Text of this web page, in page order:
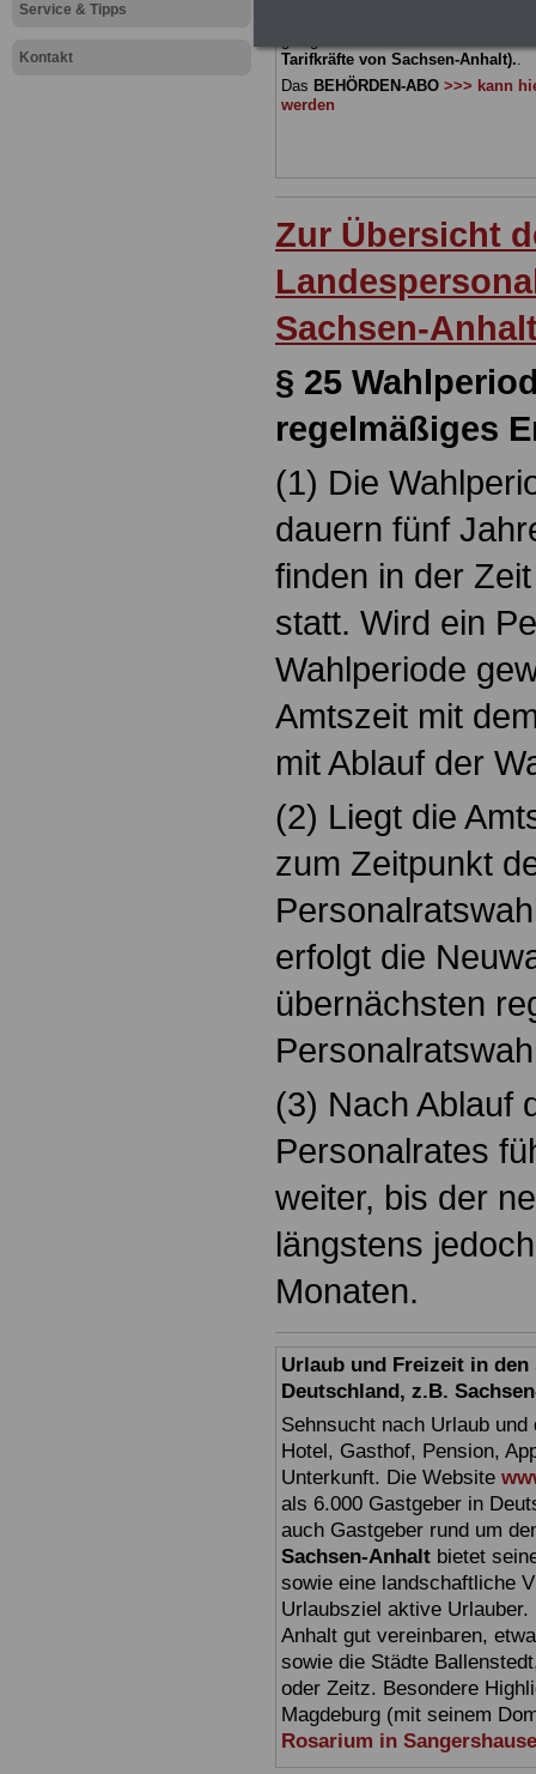
Service & Tipps
Kontakt
Tarifkräfte von Sachsen-Anhalt)..
Das BEHÖRDEN-ABO >>> kann
werden
Zur Übersicht
Sachsen-
§ 25
regelmäßiges
(1) Die
dauern fünf
finden in der
statt. Wird ein
Wahlperiode
Amtszeit mit
mit Ablauf der
(2) Liegt die
zum Zeitpunkt
erfolgt die
übernächsten
(3) Nach Ablauf
Personalrates
weiter, bis der
längstens
Monaten.
Urlaub und Freizeit in
Deutschland, z.B.
Sehnsucht nach Urlaub
Hotel, Gasthof, Pension,
Unterkunft. Die Website
als 6.000 Gastgeber in
auch Gastgeber rund um
Sachsen-Anhalt bietet
sowie eine landschaftliche
Urlaubsziel aktive
Anhalt gut vereinbaren,
sowie die Städte
oder Zeitz. Besondere
Magdeburg (mit seinem
Rosarium in